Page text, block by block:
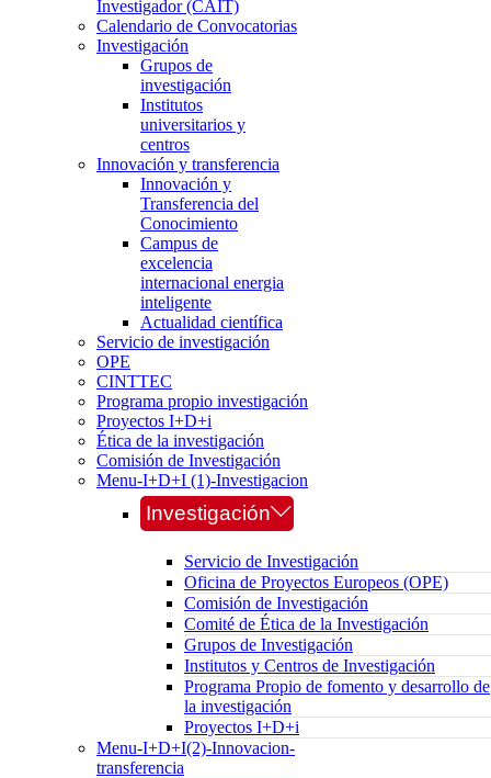
Investigador (CAIT)
Calendario de Convocatorias
Investigación
Grupos de
investigación
Institutos
universitarios y
centros
Innovación y transferencia
Innovación y
Transferencia del
Conocimiento
Campus de
excelencia
internacional energia
inteligente
Actualidad científica
Servicio de investigación
OPE
CINTTEC
Programa propio investigación
Proyectos I+D+i
Ética de la investigación
Comisión de Investigación
Menu-I+D+I (1)-Investigacion
Investigación
Servicio de Investigación
Oficina de Proyectos Europeos (OPE)
Comisión de Investigación
Comité de Ética de la Investigación
Grupos de Investigación
Institutos y Centros de Investigación
Programa Propio de fomento y desarrollo de
la investigación
Proyectos I+D+i
Menu-I+D+I(2)-Innovacion-
transferencia